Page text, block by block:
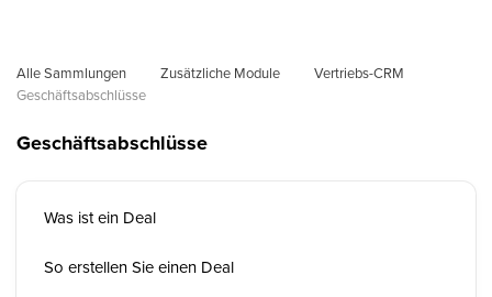
Alle Sammlungen Zusätzliche Module
Vertriebs-CRM
Geschäftsabschlüsse
Geschäftsabschlüsse
Was ist ein Deal
So erstellen Sie einen Deal